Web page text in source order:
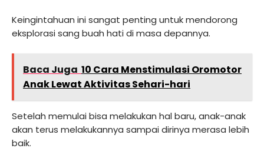
Keingintahuan ini sangat penting untuk mendorong
eksplorasi sang buah hati di masa depannya.
Baca Juga 10 Cara Menstimulasi Oromotor
Anak Lewat Aktivitas Sehari-hari
Setelah memulai bisa melakukan hal baru, anak-anak
akan terus melakukannya sampai dirinya merasa lebih
baik.